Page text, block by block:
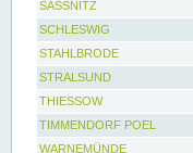
SASSNITZ
SCHLESWIG
STAHLBRODE
STRALSUND
THIESSOW
TIMMENDORF POEL
WARNEMÜNDE